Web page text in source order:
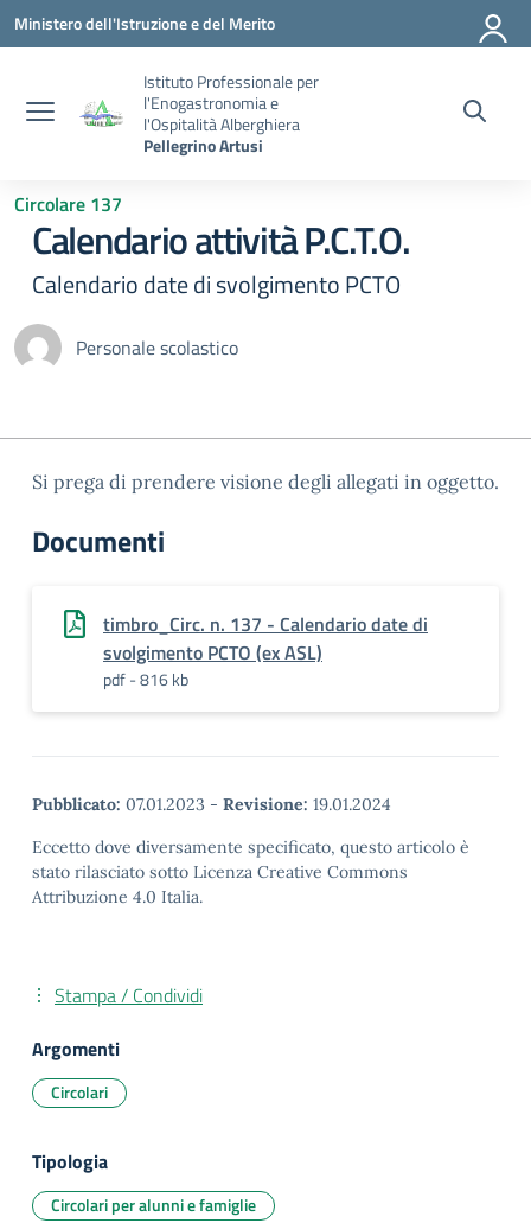
Vai ai contenuti
Vai al menu di navigazione
Vai al footer
Ministero dell'Istruzione e del Merito
Istituto Professionale per
l'Enogastronomia e
l'Ospitalità Alberghiera
Pellegrino Artusi
Circolare 137
Calendario attività P.C.T.O.
Calendario date di svolgimento PCTO
Personale scolastico
Si prega di prendere visione degli allegati in oggetto.
Documenti
timbro_Circ. n. 137 - Calendario date di
svolgimento PCTO (ex ASL)
pdf - 816 kb
Pubblicato: 07.01.2023 - Revisione: 19.01.2024
Eccetto dove diversamente specificato, questo articolo è
stato rilasciato sotto Licenza Creative Commons
Attribuzione 4.0 Italia.
Stampa / Condividi
Argomenti
Circolari
Tipologia
Circolari per alunni e famiglie